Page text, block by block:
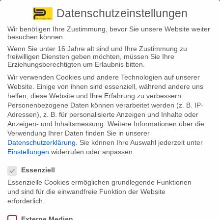
+ 49 3501 528571 |
Back to News
22
Mai
Stephan Fröhlich
Die Auswertung einer großen Krankenkasse zeigt: Viele
Pflegebedürftige, die auf fremde Hilfe angewiesen sind, erhalten die
Pflegegrade 2 oder 3 zugesprochen. Einen höheren Pflegegrad
wichtig: Der Betreuungsaufwand ist hier schon hoch, aber das Geld
oft nicht ausreichend.
Seit 2017 wird die Pflegebedürftigkeit nicht mehr anhand von drei
Pflegestufen gemessen, sondern mit fünf Pflegegraden. Diese Reform
Pflegeversicherung im Jahr 1995 eingeführt wurde. Und ein
Datenschutzeinstellungen
Wir benötigen Ihre Zustimmung, bevor Sie unsere Website weiter
besuchen können.
Wenn Sie unter 16 Jahre alt sind und Ihre Zustimmung zu
freiwilligen Diensten geben möchten, müssen Sie Ihre
Erziehungsberechtigten um Erlaubnis bitten.
Wir verwenden Cookies und andere Technologien auf unserer
Website. Einige von ihnen sind essenziell, während andere uns
helfen, diese Website und Ihre Erfahrung zu verbessern.
Personenbezogene Daten können verarbeitet werden (z. B. IP-
Adressen), z. B. für personalisierte Anzeigen und Inhalte oder
Anzeigen- und Inhaltsmessung. Weitere Informationen über die
Verwendung Ihrer Daten finden Sie in unserer
Datenschutzerklärung
Sie können Ihre Auswahl jederzeit unter
Einstellungen widerrufen oder anpassen.
Essenziell
Essenzielle Cookies ermöglichen grundlegende Funktionen
und sind für die einwandfreie Funktion der Website
erforderlich.